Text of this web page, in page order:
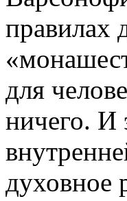
правилах
для
ничего. И
духовное